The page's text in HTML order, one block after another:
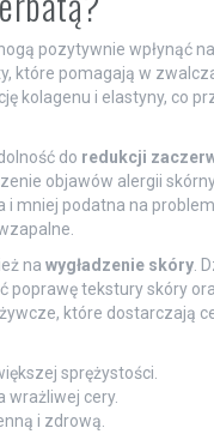
pozytywnie wpłynąć
które pomagają w
kolagenu i elastyny, co
do redukcji
objawów alergii
i mniej podatna na
na wygładzenie skóry.
tekstury skóry
które dostarczają
sprężystości.
wrażliwej cery.
i zdrową.